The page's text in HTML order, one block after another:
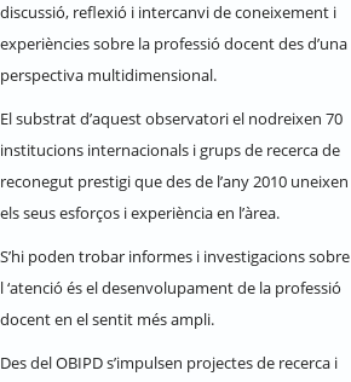
discussió, reflexió i intercanvi de coneixement i
experiències sobre la professió docent des d’una
perspectiva multidimensional.
El substrat d’aquest observatori el nodreixen 70
institucions internacionals i grups de recerca de
reconegut prestigi que des de l’any 2010 uneixen
els seus esforços i experiència en l’àrea.
S’hi poden trobar informes i investigacions sobre
l ‘atenció és el desenvolupament de la professió
docent en el sentit més ampli.
Des del OBIPD s’impulsen projectes de recerca i